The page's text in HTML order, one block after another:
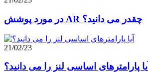
در مورد پوشش AR چقدر می دانید؟
21/02/23
آیا پارامترهای اساسی لنز را می دانید؟